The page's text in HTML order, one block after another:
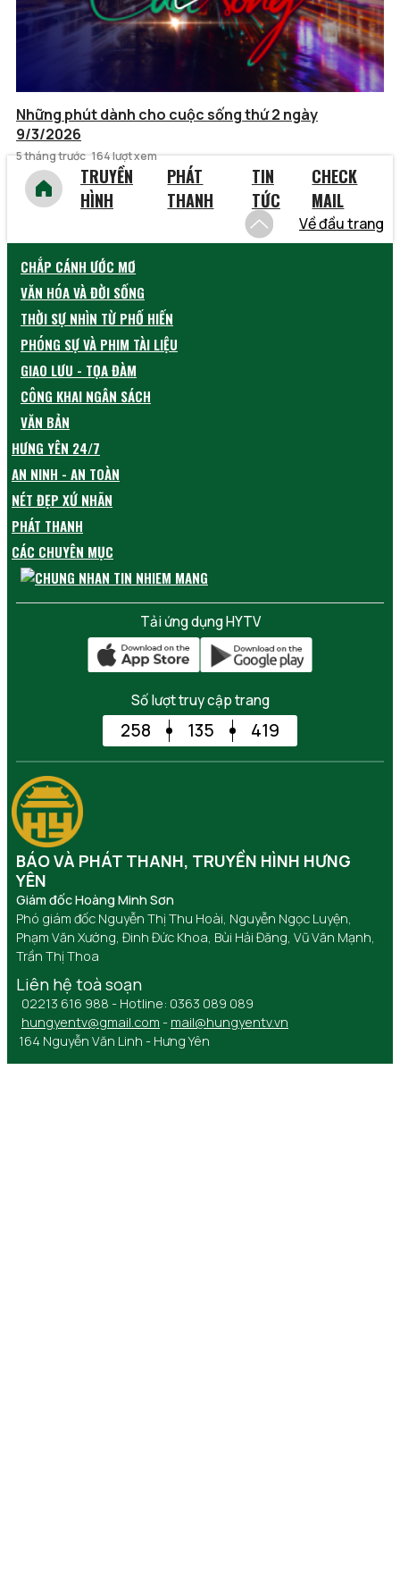
Những phút dành cho cuộc sống thứ 2 ngày
9/3/2026
5 tháng trước 164 lượt xem
TRUYỀN
HÌNH
PHÁT
THANH
TIN
TỨC
CHECK
MAIL
Về đầu trang
CHẮP CÁNH ƯỚC MƠ
VĂN HÓA VÀ ĐỜI SỐNG
THỜI SỰ NHÌN TỪ PHỐ HIẾN
PHÓNG SỰ VÀ PHIM TÀI LIỆU
GIAO LƯU - TỌA ĐÀM
CÔNG KHAI NGÂN SÁCH
VĂN BẢN
HƯNG YÊN 24/7
AN NINH - AN TOÀN
NÉT ĐẸP XỨ NHÃN
PHÁT THANH
CÁC CHUYÊN MỤC
Tải ứng dụng HYTV
Số lượt truy cập trang
258 135 419
BÁO VÀ PHÁT THANH, TRUYỀN HÌNH HƯNG
YÊN
Giám đốc Hoàng Minh Sơn
Phó giám đốc Nguyễn Thị Thu Hoài, Nguyễn Ngọc Luyện,
Phạm Văn Xướng, Đinh Đức Khoa, Bùi Hải Đăng, Vũ Văn Mạnh,
Trần Thị Thoa
Liên hệ toà soạn
02213 616 988 - Hotline: 0363 089 089
hungyentv@gmail.com - mail@hungyentv.vn
164 Nguyễn Văn Linh - Hưng Yên